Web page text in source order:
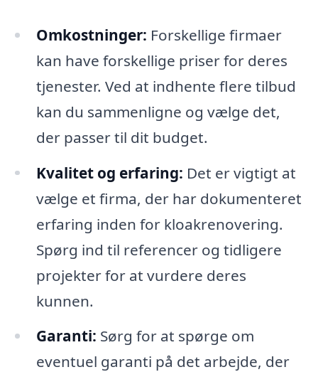
Omkostninger: Forskellige firmaer
kan have forskellige priser for deres
tjenester. Ved at indhente flere tilbud
kan du sammenligne og vælge det,
der passer til dit budget.
Kvalitet og erfaring: Det er vigtigt at
vælge et firma, der har dokumenteret
erfaring inden for kloakrenovering.
Spørg ind til referencer og tidligere
projekter for at vurdere deres
kunnen.
Garanti: Sørg for at spørge om
eventuel garanti på det arbejde, der